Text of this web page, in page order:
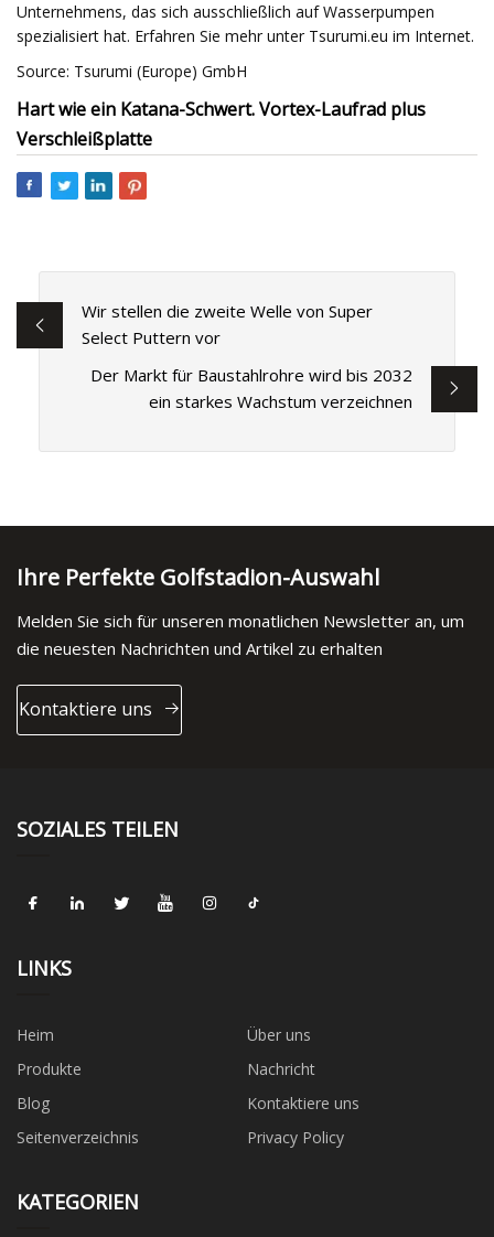
Unternehmens, das sich ausschließlich auf Wasserpumpen
spezialisiert hat. Erfahren Sie mehr unter Tsurumi.eu im Internet.
Source: Tsurumi (Europe) GmbH
Hart wie ein Katana-Schwert. Vortex-Laufrad plus
Verschleißplatte
Wir stellen die zweite Welle von Super
Select Puttern vor
Der Markt für Baustahlrohre wird bis 2032
ein starkes Wachstum verzeichnen
Ihre Perfekte Golfstadion-Auswahl
Melden Sie sich für unseren monatlichen Newsletter an, um
die neuesten Nachrichten und Artikel zu erhalten
Kontaktiere uns
SOZIALES TEILEN
LINKS
Heim
Über uns
Produkte
Nachricht
Blog
Kontaktiere uns
Seitenverzeichnis
Privacy Policy
KATEGORIEN